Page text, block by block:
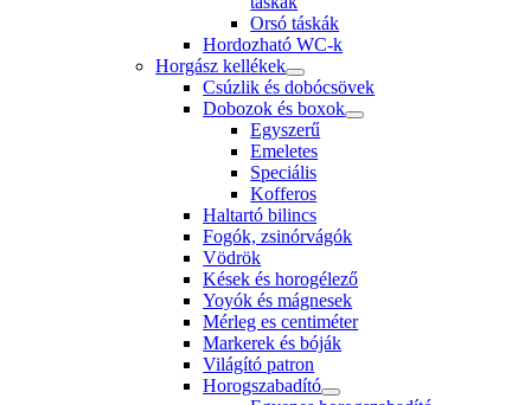
Orsó táskák
Hordozható WC-k
Horgász kellékek
Csúzlik és dobócsövek
Dobozok és boxok
Egyszerű
Emeletes
Speciális
Kofferos
Haltartó bilincs
Fogók, zsinórvágók
Vödrök
Kések és horogélező
Yoyók és mágnesek
Mérleg es centiméter
Markerek és bóják
Világító patron
Horogszabadító